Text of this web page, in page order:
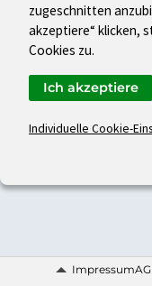
Impressum
zugeschnitten
akzeptiere“ klicken,
Cookies zu.
Individuelle Cookie-
Ich akzeptiere